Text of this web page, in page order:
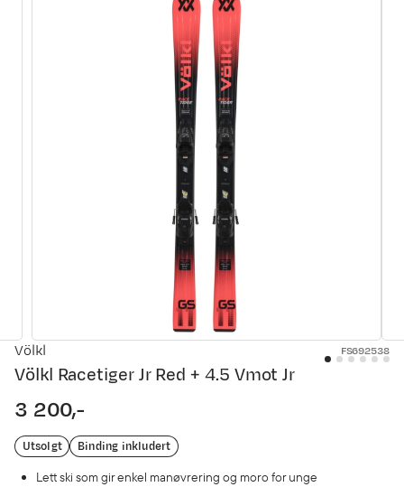
Völkl FS692538
Völkl Racetiger Jr Red + 4.5 Vmot Jr
price
3 200,-
Utsolgt
Binding inkludert
Lett ski som gir enkel manøvrering og moro for unge